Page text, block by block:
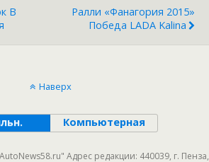
В
Ралли «Фанагория 2015»
Победа LADA Kalina
Наверх
Компьютерная
Адрес редакции: 440039, г. Пенза,